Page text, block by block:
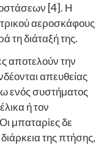
[4]. Η
αεροσκάφους
τη διάταξή της.
αποτελούν την
απευθείας
ενός συστήματος
ή τον
μπαταρίες δε
της πτήσης,